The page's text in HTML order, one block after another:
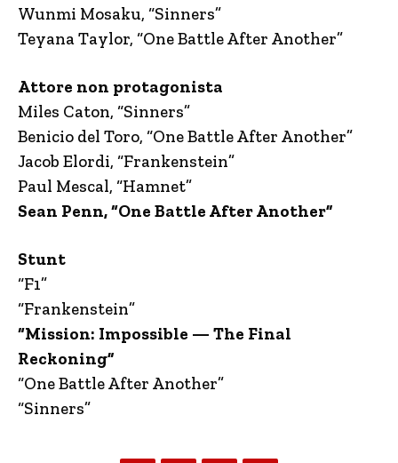
Wunmi Mosaku, “Sinners”
Teyana Taylor, “One Battle After Another”
Attore non protagonista
Miles Caton, “Sinners”
Benicio del Toro, “One Battle After Another”
Jacob Elordi, “Frankenstein”
Paul Mescal, “Hamnet”
Sean Penn, “One Battle After Another”
Stunt
“F1”
“Frankenstein”
“Mission: Impossible — The Final
Reckoning”
“One Battle After Another”
“Sinners”